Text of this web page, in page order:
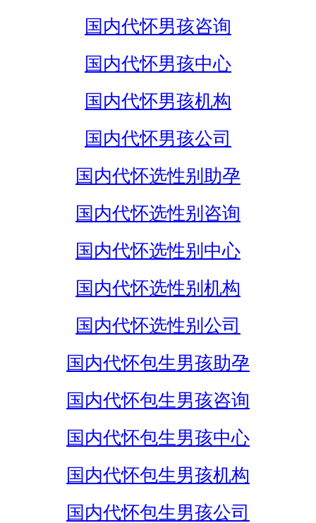
国内代怀男孩咨询
国内代怀男孩中心
国内代怀男孩机构
国内代怀男孩公司
国内代怀选性别助孕
国内代怀选性别咨询
国内代怀选性别中心
国内代怀选性别机构
国内代怀选性别公司
国内代怀包生男孩助孕
国内代怀包生男孩咨询
国内代怀包生男孩中心
国内代怀包生男孩机构
国内代怀包生男孩公司